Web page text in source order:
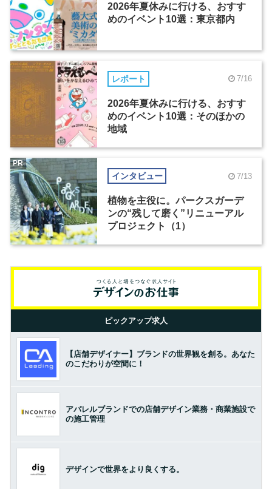
2026年夏休みに行ける、おすす
めのイベント10選：東京都内
レポート 7/16
2026年夏休みに行ける、おすす
めのイベント10選：そのほかの
地域
インタビュー 7/13
植物を主役に。パークスガーデ
ンの“残して磨く”リニューアル
プロジェクト（1）
PR
ピックアップ求人
【店舗デザイナー】ブランドの世界観を創る。あなた
のこだわりが空間に！
アパレルブランドでの店舗デザイン業務・商業施設で
の施工管理
デザインで世界をより良くする。